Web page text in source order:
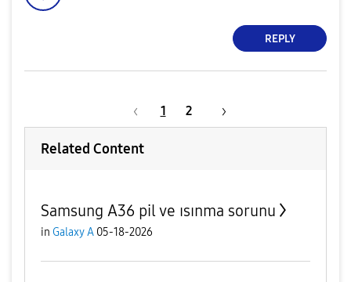
REPLY
1 2
Related Content
Samsung A36 pil ve ısınma sorunu
in Galaxy A 05-18-2026